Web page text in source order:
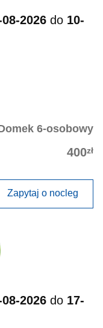
2026 do 10-
6-osobowy
400zł
Zapytaj o nocleg
08-2026 do 17-